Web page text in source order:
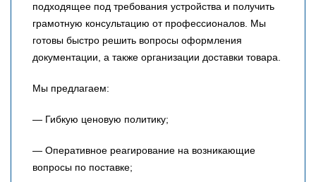
подходящее под требования устройства и получить
грамотную консультацию от профессионалов. Мы
готовы быстро решить вопросы оформления
документации, а также организации доставки товара.
Мы предлагаем:
— Гибкую ценовую политику;
— Оперативное реагирование на возникающие
вопросы по поставке;